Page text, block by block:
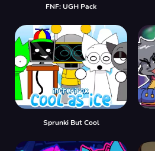
FNF: UGH Pack
Sprunki But Cool